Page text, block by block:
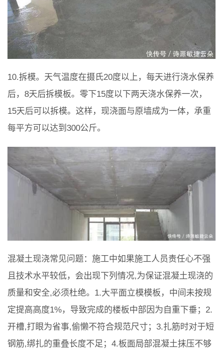
10.拆模。天气温度在摄氏20度以上，每天进行浇水保养
后，8天后拆模板。零下15度以下两天浇水保养一次，
15天后可以拆模。这样，现浇面与原墙成为一体，承重
每平方可以达到300公斤。
混凝土现浇常见问题：施工中如果施工人员责任心不强
且技术水平较低，会出现下列情况,为保证混凝土现浇的
质量和安全,必须杜绝。1.大平面立模模板，中间未按规
定提高高度1%，导致完成的楼板中部因为自重下垂；2.
开槽,打眼为省事,偷懒不符合规范尺寸；3.扎筋时对于短
钢筋,绑扎的重叠长度不足；4.板面局部混凝土抹压不够